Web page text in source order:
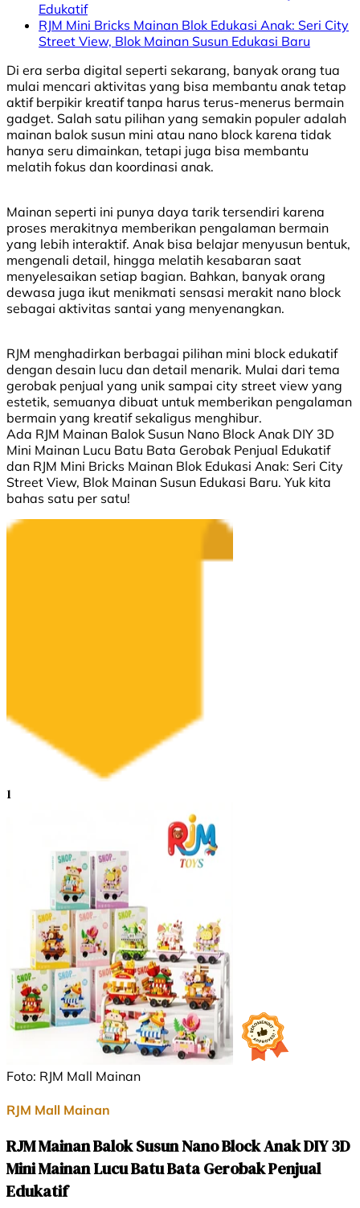
Edukatif
RJM​ Mini Bricks Mainan Blok Edukasi Anak: Seri City
Street View, Blok Mainan Susun Edukasi Baru
Di era serba digital seperti sekarang, banyak orang tua
mulai mencari aktivitas yang bisa membantu anak tetap
aktif berpikir kreatif tanpa harus terus-menerus bermain
gadget. Salah satu pilihan yang semakin populer adalah
mainan balok susun mini atau nano block karena tidak
hanya seru dimainkan, tetapi juga bisa membantu
melatih fokus dan koordinasi anak.
Mainan seperti ini punya daya tarik tersendiri karena
proses merakitnya memberikan pengalaman bermain
yang lebih interaktif. Anak bisa belajar menyusun bentuk,
mengenali detail, hingga melatih kesabaran saat
menyelesaikan setiap bagian. Bahkan, banyak orang
dewasa juga ikut menikmati sensasi merakit nano block
sebagai aktivitas santai yang menyenangkan.
RJM menghadirkan berbagai pilihan mini block edukatif
dengan desain lucu dan detail menarik. Mulai dari tema
gerobak penjual yang unik sampai city street view yang
estetik, semuanya dibuat untuk memberikan pengalaman
bermain yang kreatif sekaligus menghibur.
Ada RJM Mainan Balok Susun Nano Block Anak DIY 3D
Mini Mainan Lucu Batu Bata Gerobak Penjual Edukatif
dan RJM Mini Bricks Mainan Blok Edukasi Anak: Seri City
Street View, Blok Mainan Susun Edukasi Baru. Yuk kita
bahas satu per satu!
1
Foto: RJM Mall Mainan
RJM Mall Mainan
RJM Mainan Balok Susun Nano Block Anak DIY 3D
Mini Mainan Lucu Batu Bata Gerobak Penjual
Edukatif